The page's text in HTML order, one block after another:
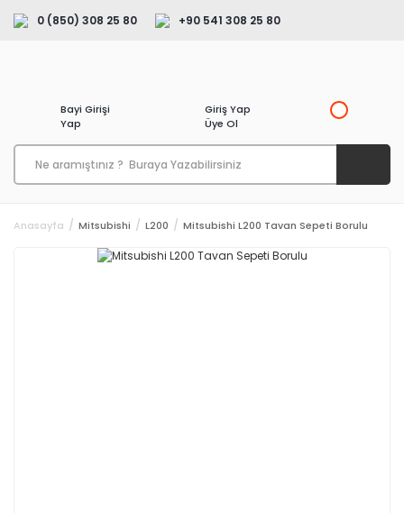
0 (850) 308 25 80 +90 541 308 25 80
Bayi Girişi
Yap
Giriş Yap
Üye Ol
Anasayfa Mitsubishi L200 Mitsubishi L200 Tavan Sepeti Borulu